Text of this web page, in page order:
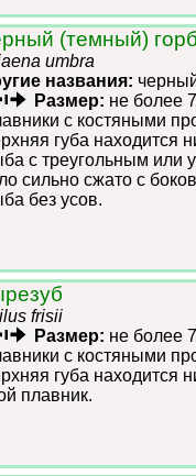
(темный)
umbra
названия:
Размер: не более
с костяными
губа находится
с треугольным или
сильно сжато с
без усов.
frisii
Размер: не более
с костяными
губа находится
плавник.